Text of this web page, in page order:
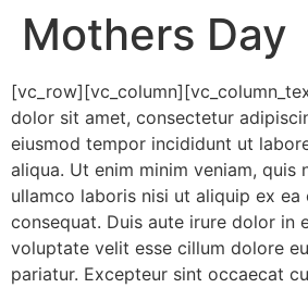
Mothers Day
dolor sit amet, consectetur
eiusmod tempor incididunt ut
aliqua. Ut enim minim veniam, quis
ullamco laboris nisi ut aliquip ex ea
consequat. Duis aute irure dolor in
voluptate velit esse cillum dolore
pariatur. Excepteur sint occaecat